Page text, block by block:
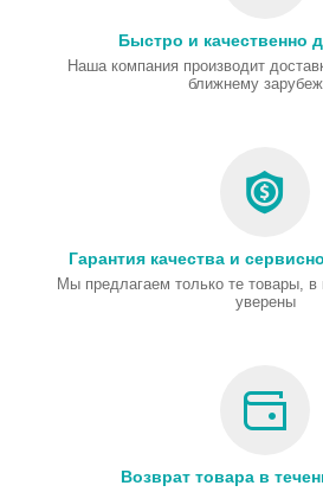
Быстро и качественно
Наша компания производит
ближнему
Гарантия качества и
Мы предлагаем только те товары, в
уверены
Возврат товара в